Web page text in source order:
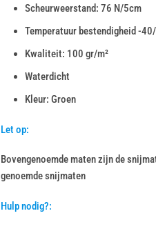
Scheurweerstand: 76 N/5cm
Temperatuur bestendigheid -
Kwaliteit: 100 gr/m²
Waterdicht
Kleur: Groen
Let op:
Bovengenoemde maten zijn de
genoemde snijmaten
Hulp nodig?: